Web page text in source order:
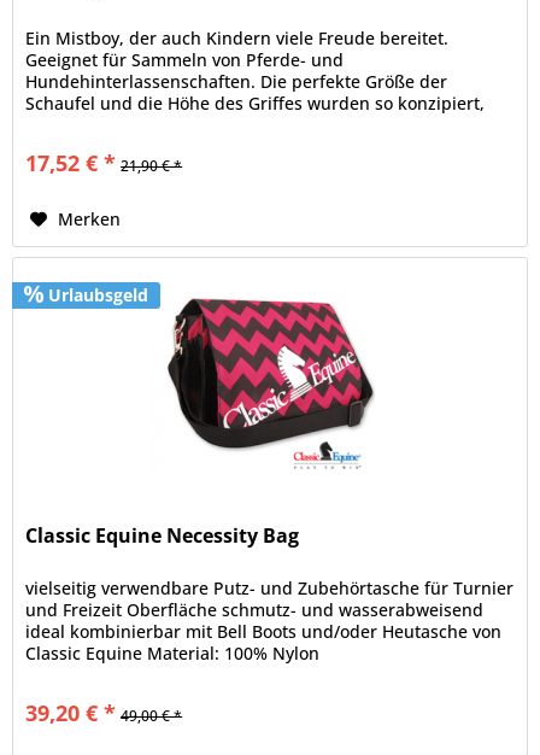
Ein Mistboy, der auch Kindern viele Freude bereitet.
Geeignet für Sammeln von Pferde- und
Hundehinterlassenschaften. Die perfekte Größe der
Schaufel und die Höhe des Griffes wurden so konzipiert,
17,52 € * 21,90 € *
Merken
Urlaubsgeld
Classic Equine Necessity Bag
vielseitig verwendbare Putz- und Zubehörtasche für Turnier
und Freizeit Oberfläche schmutz- und wasserabweisend
ideal kombinierbar mit Bell Boots und/oder Heutasche von
Classic Equine Material: 100% Nylon
39,20 € * 49,00 € *